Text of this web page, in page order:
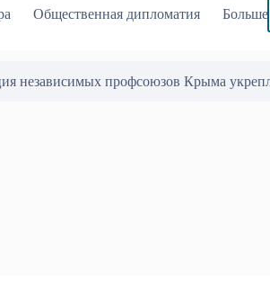
Общественная дипломатия Больше
независимых профсоюзов Крыма